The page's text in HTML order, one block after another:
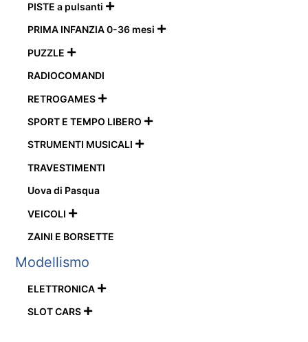
PISTE a pulsanti 
PRIMA INFANZIA 0-36 mesi 
PUZZLE 
RADIOCOMANDI
RETROGAMES 
SPORT E TEMPO LIBERO 
STRUMENTI MUSICALI 
TRAVESTIMENTI
Uova di Pasqua
VEICOLI 
ZAINI E BORSETTE
Modellismo
ELETTRONICA 
SLOT CARS 